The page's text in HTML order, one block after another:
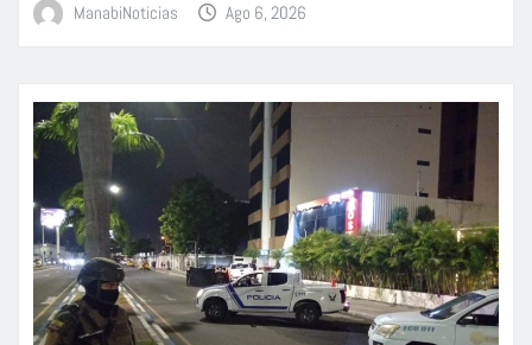
ManabiNoticias Ago 6, 2026